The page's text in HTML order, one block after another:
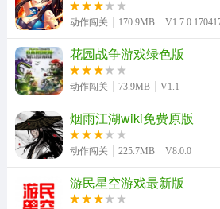
办公室逃亡生存20秒最新版 战双帕弥什手机免费版
城市机械战警安卓官方版
死亡之刃直装游戏版
动作闯关 170.9MB
花园战争游戏绿色版
动作闯关 73.9MB V1.1
烟雨江湖wiki免费原版
动作闯关 225.7MB V8.0.0
游民星空游戏最新版